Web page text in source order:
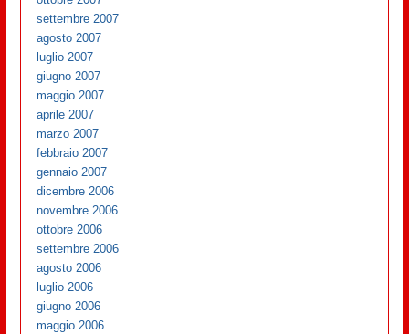
settembre 2007
agosto 2007
luglio 2007
giugno 2007
maggio 2007
aprile 2007
marzo 2007
febbraio 2007
gennaio 2007
dicembre 2006
novembre 2006
ottobre 2006
settembre 2006
agosto 2006
luglio 2006
giugno 2006
maggio 2006